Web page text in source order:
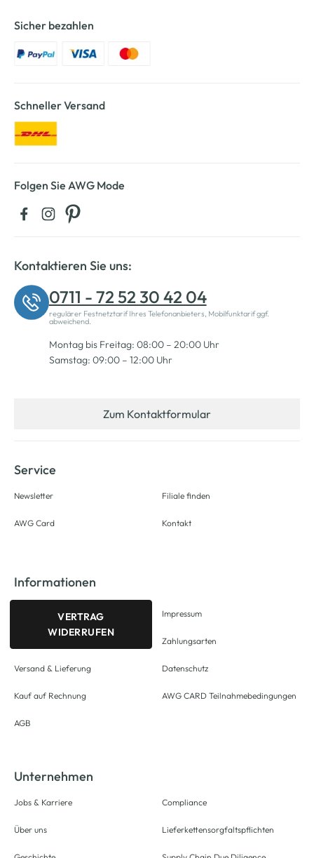
Sicher bezahlen
Schneller Versand
Folgen Sie AWG Mode
Kontaktieren Sie uns:
0711 - 72 52 30 42 04
regulärer Festnetztarif Ihres Telefonanbieters, Mobilfunktarif ggf.
abweichend.
Montag bis Freitag: 08:00 – 20:00 Uhr
Samstag: 09:00 – 12:00 Uhr
Zum Kontaktformular
Service
Newsletter
AWG Card
Filiale finden
Kontakt
Informationen
VERTRAG
WIDERRUFEN
Versand & Lieferung
Kauf auf Rechnung
AGB
Impressum
Zahlungsarten
Datenschutz
AWG CARD Teilnahmebedingungen
Unternehmen
Jobs & Karriere
Über uns
Compliance
Lieferkettensorgfaltspflichten